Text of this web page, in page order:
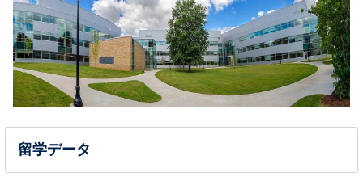
Sunway University
【University】クアラルンプール近郊
〇 〇
Taylor's University
【University】クアラルンプール近郊
〇 〇
Universiti Teknologi PETRONAS
【University】クアラルンプール近郊
〇 〇
James Cook University Singapore
〇
テキサス州立大学付属オンライン英語コース
※
【大学付属英語コース】オンライン
留学データ